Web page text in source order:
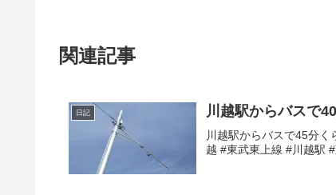
関連記事
日記 川越駅からバスで
川越駅からバスで45分
越 #東武東上線 #川越駅